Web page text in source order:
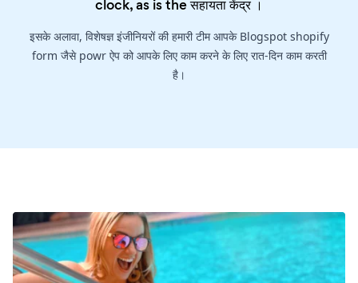
clock, as is theसहायता केंद्र।
इसके अलावा, विशेषज्ञ इंजीनियरों की हमारी टीम आपके Blogspot shopify
form जैसे powr ऐप को आपके लिए काम करने के लिए रात-दिन काम करती
है।